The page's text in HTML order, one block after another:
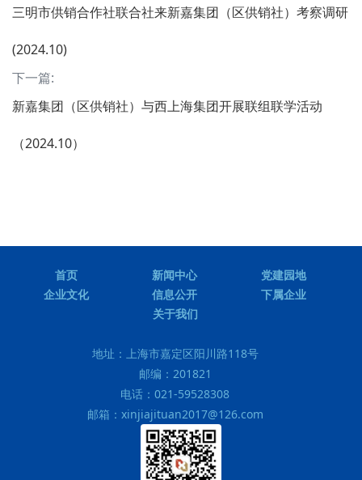
三明市供销合作社联合社来新嘉集团（区供销社）考察调研
(2024.10)
下一篇:
新嘉集团（区供销社）与西上海集团开展联组联学活动
（2024.10）
首页 新闻中心
党建园地
企业文化
信息公开
下属企业
关于我们
地址： 上海市嘉定区阳川路118号
邮编： 201821
电话： 021-59528308
邮箱： xinjiajituan2017@126.com